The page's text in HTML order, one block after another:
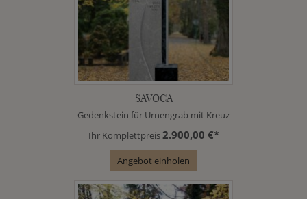
SAVOCA
Gedenkstein für Urnengrab mit Kreuz
Ihr Komplettpreis2.900,00 €*
Angebot einholen